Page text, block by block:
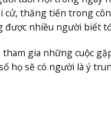
thăng tiến trong
nhiều người biết
gia những cuộc
họ sẽ có người là ý